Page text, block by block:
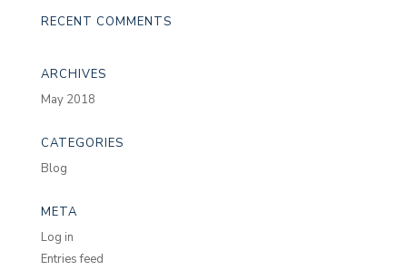
RECENT COMMENTS
ARCHIVES
May 2018
CATEGORIES
Blog
META
Log in
Entries feed